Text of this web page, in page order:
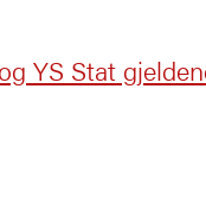
YS Stat